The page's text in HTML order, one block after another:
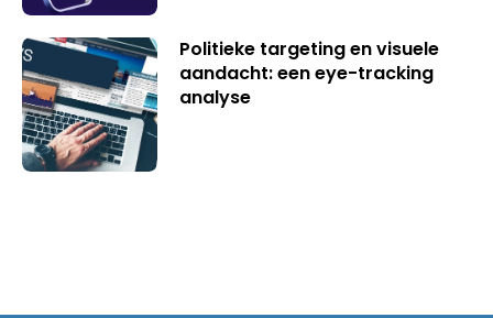
Politieke targeting en visuele
aandacht: een eye-tracking
analyse